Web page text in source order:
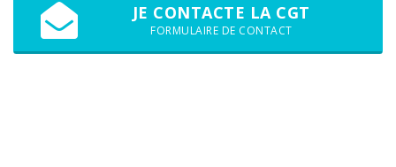
JE CONTACTE LA CGT
FORMULAIRE DE CONTACT